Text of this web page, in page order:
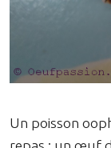
Un poisson